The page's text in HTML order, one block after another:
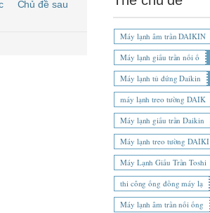
Chủ đề sau
Máy lạnh âm trần DAIKIN
Máy lạnh giấu trần nối ố
Máy lạnh tủ đứng Daikin
máy lạnh treo tường DAIK
Máy lạnh giấu trần Daikin
Máy lạnh treo tường DAIKI
Máy Lạnh Giấu Trần Toshi
thi công ống đồng máy lạ
Máy lạnh âm trần nối ống